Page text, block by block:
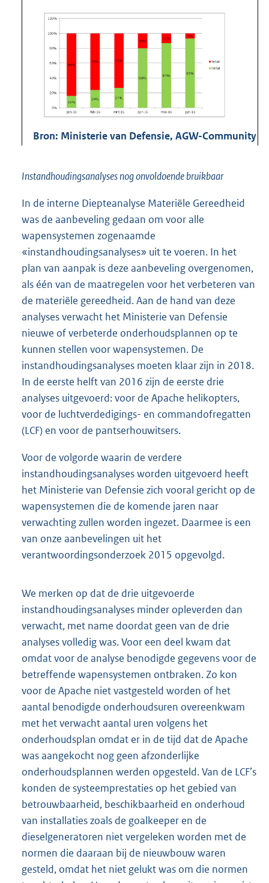
Bron: Ministerie van Defensie, AGW-Community
Instandhoudingsanalyses nog onvoldoende bruikbaar
In de interne Diepteanalyse Materiële Gereedheid
was de aanbeveling gedaan om voor alle
wapensystemen zogenaamde
«instandhoudingsanalyses» uit te voeren. In het
plan van aanpak is deze aanbeveling overgenomen,
als één van de maatregelen voor het verbeteren van
de materiële gereedheid. Aan de hand van deze
analyses verwacht het Ministerie van Defensie
nieuwe of verbeterde onderhoudsplannen op te
kunnen stellen voor wapensystemen. De
instandhoudingsanalyses moeten klaar zijn in 2018.
In de eerste helft van 2016 zijn de eerste drie
analyses uitgevoerd: voor de Apache helikopters,
voor de luchtverdedigings- en commandofregatten
(LCF) en voor de pantserhouwitsers.
Voor de volgorde waarin de verdere
instandhoudingsanalyses worden uitgevoerd heeft
het Ministerie van Defensie zich vooral gericht op de
wapensystemen die de komende jaren naar
verwachting zullen worden ingezet. Daarmee is een
van onze aanbevelingen uit het
verantwoordingsonderzoek 2015 opgevolgd.
We merken op dat de drie uitgevoerde
instandhoudingsanalyses minder opleverden dan
verwacht, met name doordat geen van de drie
analyses volledig was. Voor een deel kwam dat
omdat voor de analyse benodigde gegevens voor de
betreffende wapensystemen ontbraken. Zo kon
voor de Apache niet vastgesteld worden of het
aantal benodigde onderhoudsuren overeenkwam
met het verwacht aantal uren volgens het
onderhoudsplan omdat er in de tijd dat de Apache
was aangekocht nog geen afzonderlijke
onderhoudsplannen werden opgesteld. Van de LCF’s
konden de systeemprestaties op het gebied van
betrouwbaarheid, beschikbaarheid en onderhoud
van installaties zoals de goalkeeper en de
dieselgeneratoren niet vergeleken worden met de
normen die daaraan bij de nieuwbouw waren
gesteld, omdat het niet gelukt was om die normen